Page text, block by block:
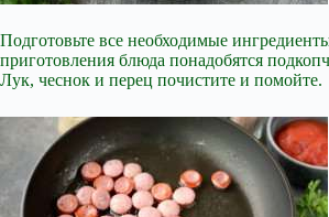
Подготовьте все необходимые
приготовления блюда понадобятся
Лук, чеснок и перец почистите и помойте.